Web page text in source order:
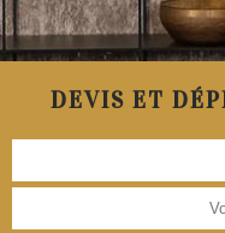
DEVIS ET